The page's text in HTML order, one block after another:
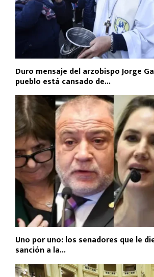
Duro mensaje del arzobispo Jorge
pueblo está cansado de...
Uno por uno: los senadores que le
sanción a la...